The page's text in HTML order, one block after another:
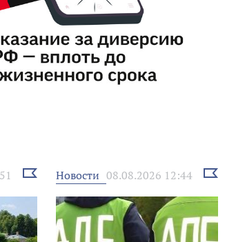
Выбрать
новость
Новости 08.08.2026 12:44
Выбрать